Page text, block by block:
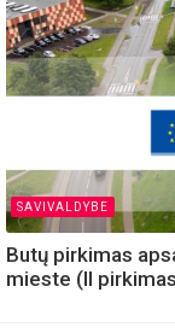
SAVIVALDYBE
Butų pirkimas
mieste (II